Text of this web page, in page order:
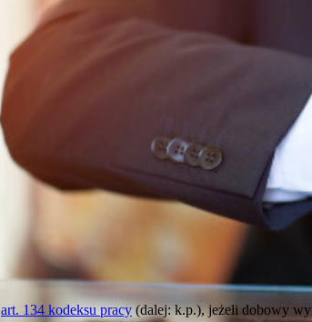
art. 134 kodeksu pracy(dalej: k.p.), jeżeli dobowy